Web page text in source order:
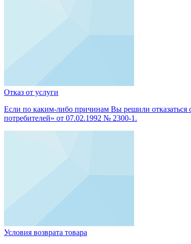
Отказ от услуги
Если по каким-либо причинам Вы решили отказаться
потребителей» от 07.02.1992 № 2300-1.
Условия возврата товара